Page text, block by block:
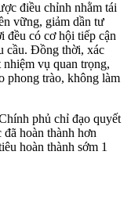
điều chỉnh nhằm tái
vững, giảm dần tư
đều có cơ hội tiếp cận
cầu. Đồng thời, xác
vụ quan trọng,
phong trào, không làm
phủ chỉ đạo quyết
hoàn thành hơn
hoàn thành sớm 1